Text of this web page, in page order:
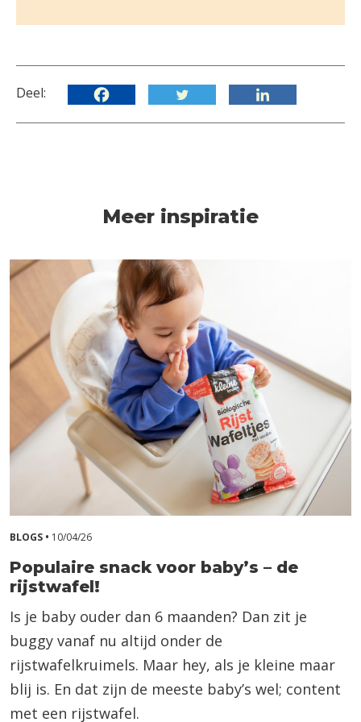
Deel:
Meer inspiratie
BLOGS • 10/04/26
Populaire snack voor baby’s – de
rijstwafel!
Is je baby ouder dan 6 maanden? Dan zit je
buggy vanaf nu altijd onder de
rijstwafelkruimels. Maar hey, als je kleine maar
blij is. En dat zijn de meeste baby’s wel; content
met een rijstwafel.